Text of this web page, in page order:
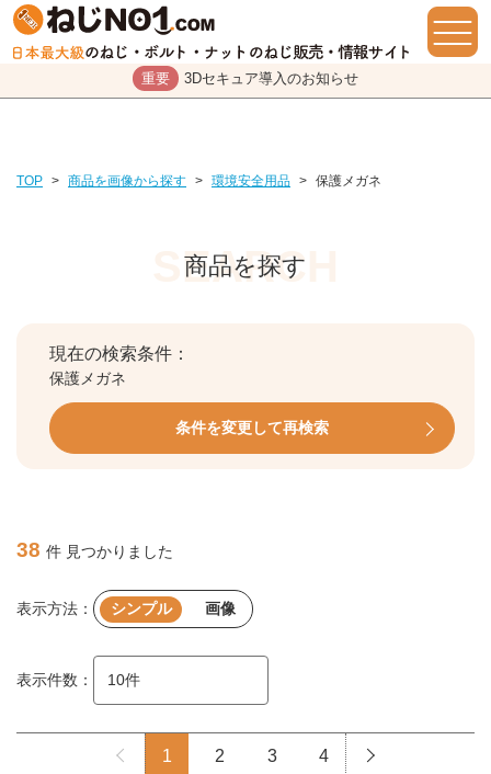
重要 3Dセキュア導入のお知らせ
TOP > 商品を画像から探す > 環境安全用品 > 保護メガネ
商品を探す
現在の検索条件：
保護メガネ
条件を変更して再検索
38 件 見つかりました
表示方法： シンプル 画像
表示件数：
1 2 3 4